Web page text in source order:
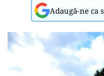
Adaugă-ne ca